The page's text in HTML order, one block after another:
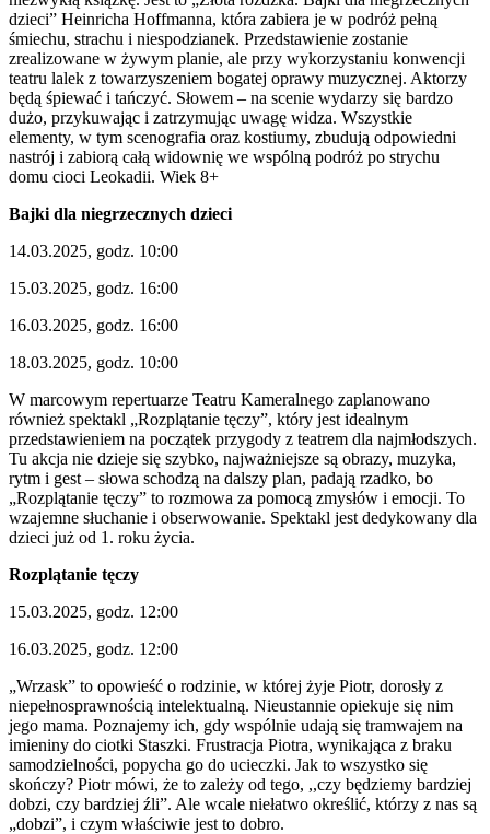
dzieci” Heinricha Hoffmanna, która zabiera je w podróż pełną
śmiechu, strachu i niespodzianek. Przedstawienie zostanie
zrealizowane w żywym planie, ale przy wykorzystaniu konwencji
teatru lalek z towarzyszeniem bogatej oprawy muzycznej. Aktorzy
będą śpiewać i tańczyć. Słowem – na scenie wydarzy się bardzo
dużo, przykuwając i zatrzymując uwagę widza. Wszystkie
elementy, w tym scenografia oraz kostiumy, zbudują odpowiedni
nastrój i zabiorą całą widownię we wspólną podróż po strychu
domu cioci Leokadii. Wiek 8+
Bajki dla niegrzecznych dzieci
14.03.2025, godz. 10:00
15.03.2025, godz. 16:00
16.03.2025, godz. 16:00
18.03.2025, godz. 10:00
W marcowym repertuarze Teatru Kameralnego zaplanowano
również spektakl „Rozplątanie tęczy”, który jest idealnym
przedstawieniem na początek przygody z teatrem dla najmłodszych.
Tu akcja nie dzieje się szybko, najważniejsze są obrazy, muzyka,
rytm i gest – słowa schodzą na dalszy plan, padają rzadko, bo
„Rozplątanie tęczy” to rozmowa za pomocą zmysłów i emocji. To
wzajemne słuchanie i obserwowanie. Spektakl jest dedykowany dla
dzieci już od 1. roku życia.
Rozplątanie tęczy
15.03.2025, godz. 12:00
16.03.2025, godz. 12:00
„Wrzask” to opowieść o rodzinie, w której żyje Piotr, dorosły z
niepełnosprawnością intelektualną. Nieustannie opiekuje się nim
jego mama. Poznajemy ich, gdy wspólnie udają się tramwajem na
imieniny do ciotki Staszki. Frustracja Piotra, wynikająca z braku
samodzielności, popycha go do ucieczki. Jak to wszystko się
skończy? Piotr mówi, że to zależy od tego, ,,czy będziemy bardziej
dobzi, czy bardziej źli”. Ale wcale niełatwo określić, którzy z nas są
„dobzi”, i czym właściwie jest to dobro.